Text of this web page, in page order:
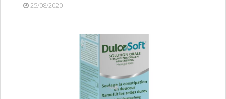
25/08/2020